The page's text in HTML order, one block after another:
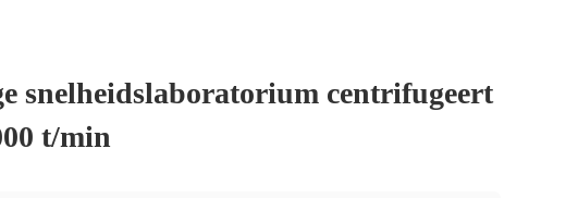
snelheidslaboratorium centrifugeert
t/min